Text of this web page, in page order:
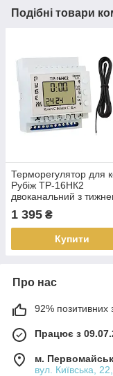
Подібні товари
Терморегулятор для
Рубіж ТР-16НК2
двоканальний з
(2х16А, 220В)
1 395 ₴
Купити
Про нас
92% позитивних з
Працює з
м. Первомайськ
вул. Київська,